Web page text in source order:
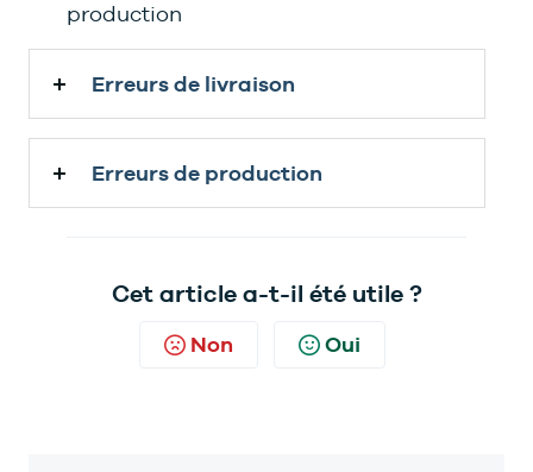
production
Erreurs de livraison
Erreurs de production
Cet article a-t-il été utile ?
Non Oui